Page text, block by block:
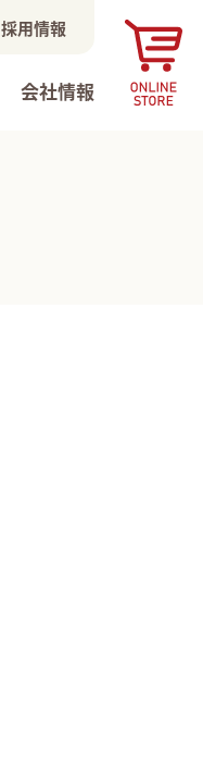
会社情報
採用情報